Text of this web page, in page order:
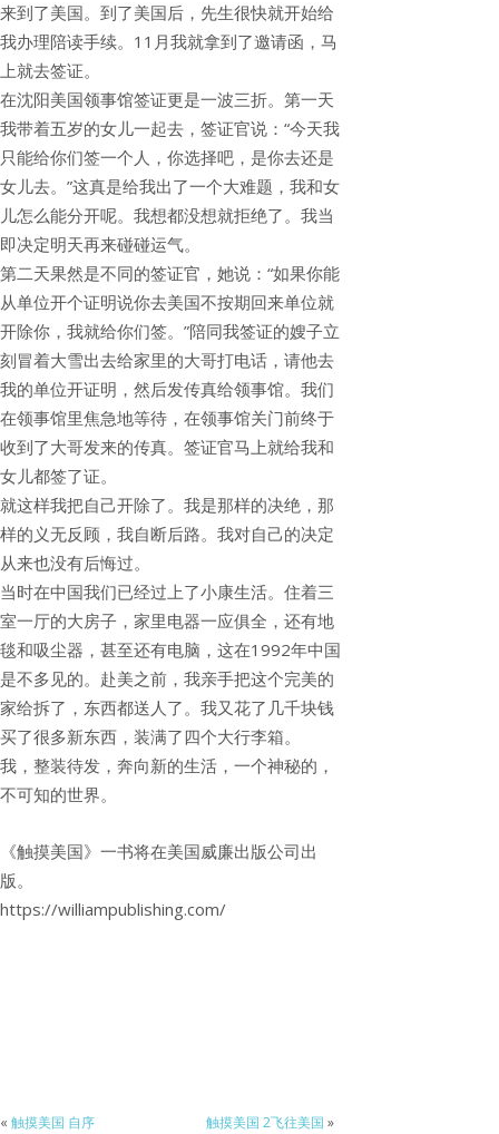
来到了美国。到了美国后，先生很快就开始给
我办理陪读手续。11月我就拿到了邀请函，马
上就去签证。
在沈阳美国领事馆签证更是一波三折。第一天
我带着五岁的女儿一起去，签证官说：“今天我
只能给你们签一个人，你选择吧，是你去还是
女儿去。”这真是给我出了一个大难题，我和女
儿怎么能分开呢。我想都没想就拒绝了。我当
即决定明天再来碰碰运气。
第二天果然是不同的签证官，她说：“如果你能
从单位开个证明说你去美国不按期回来单位就
开除你，我就给你们签。”陪同我签证的嫂子立
刻冒着大雪出去给家里的大哥打电话，请他去
我的单位开证明，然后发传真给领事馆。我们
在领事馆里焦急地等待，在领事馆关门前终于
收到了大哥发来的传真。签证官马上就给我和
女儿都签了证。
就这样我把自己开除了。我是那样的决绝，那
样的义无反顾，我自断后路。我对自己的决定
从来也没有后悔过。
当时在中国我们已经过上了小康生活。住着三
室一厅的大房子，家里电器一应俱全，还有地
毯和吸尘器，甚至还有电脑，这在1992年中国
是不多见的。赴美之前，我亲手把这个完美的
家给拆了，东西都送人了。我又花了几千块钱
买了很多新东西，装满了四个大行李箱。
我，整装待发，奔向新的生活，一个神秘的，
不可知的世界。
《触摸美国》一书将在美国威廉出版公司出
版。
https://williampublishing.com/
« 触摸美国 自序 触摸美国 2飞往美国 »